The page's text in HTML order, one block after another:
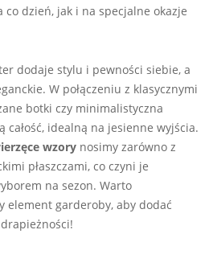
dzień, jak i na specjalne okazje
dodaje stylu i pewności siebie, a
W połączeniu z klasycznymi
botki czy minimalistyczna
idealną na jesienne wyjścia.
wzory nosimy zarówno z
płaszczami, co czyni je
na sezon. Warto
element garderoby, aby dodać